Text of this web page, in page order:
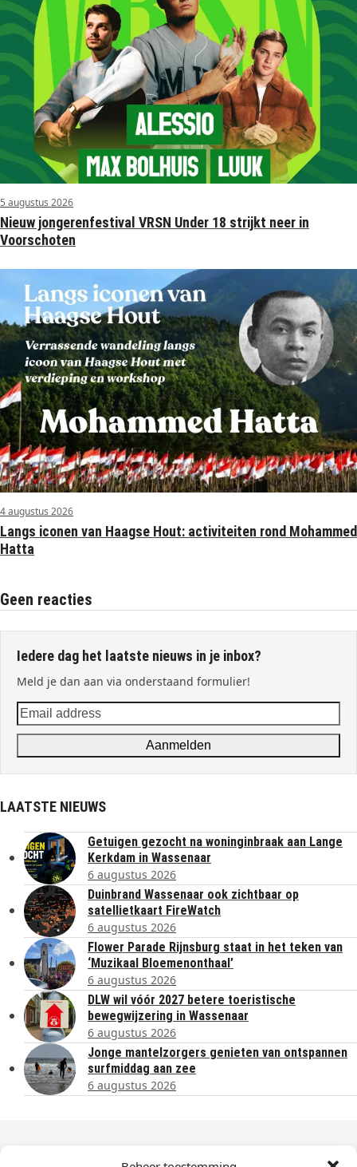
5 augustus 2026
Nieuw jongerenfestival VRSN Under 18 strijkt neer in
Voorschoten
4 augustus 2026
Langs iconen van Haagse Hout: activiteiten rond Mohammed
Hatta
Geen reacties
Iedere dag het laatste nieuws in je inbox?
Meld je dan aan via onderstaand formulier!
Email
address
Aanmelden
LAATSTE NIEUWS
Getuigen gezocht na woninginbraak aan Lange
Kerkdam in Wassenaar
6 augustus 2026
Duinbrand Wassenaar ook zichtbaar op
satellietkaart FireWatch
6 augustus 2026
Flower Parade Rijnsburg staat in het teken van
‘Muzikaal Bloemenonthaal’
6 augustus 2026
DLW wil vóór 2027 betere toeristische
bewegwijzering in Wassenaar
6 augustus 2026
Jonge mantelzorgers genieten van ontspannen
surfmiddag aan zee
6 augustus 2026
Dagelijks het laatste nieuws in je e-mail?